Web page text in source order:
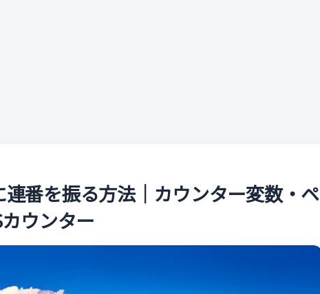
連番を振る方法｜カウンター変数・ペ
ウンター